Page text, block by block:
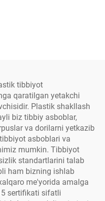
tibbiyot
qaratilgan yetakchi
Plastik shakllash
biz tibbiy asboblar,
va dorilarni yetkazib
asboblari va
mumkin. Tibbiyot
standartlarini talab
ham bizning ishlab
me'yorida amalga
sertifikati sifatli